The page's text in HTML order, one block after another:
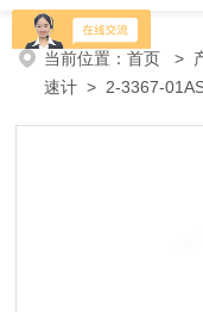
当前位置：首页 >
速计 > 2-3367-